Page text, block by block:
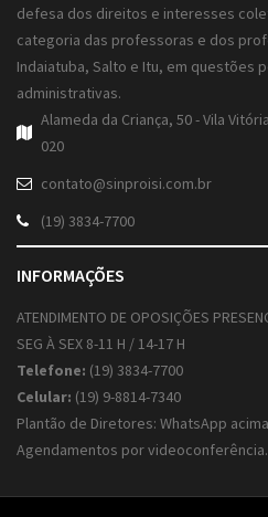
defesa dos direitos e interesses
categoria das professoras e dos
Indaiatuba, Salto e Itu, em questões
administrativas.
Alameda da Criança, 50 - Vila
020
contato@sinproisi.com.br
(19) 3834-7700
INFORMAÇÕES
ATENDIMENTO DE OPOSIÇÕES
SEG À SEX 8-11 H / 14-17 H
Telefone: (19) 3834-7700
Celular: (19) 9-8814-7340
Plantão de Diretores: WhatsApp acima
Agendamentos por videoconferência.